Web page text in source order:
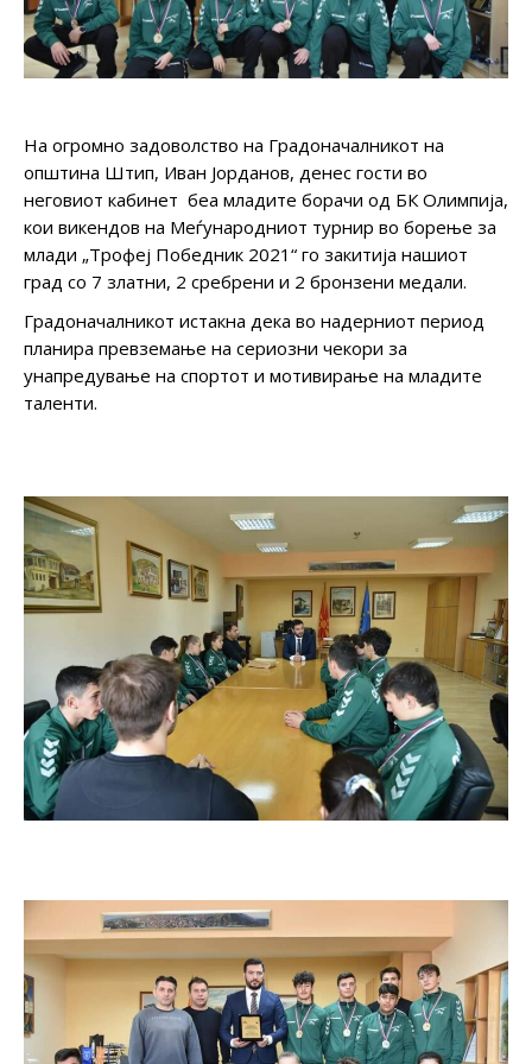
На огромно задоволство на Градоначалникот на
општина Штип, Иван Јорданов, денес гости во
неговиот кабинет беа младите борачи од БК Олимпија,
кои викендов на Меѓународниот турнир во борење за
млади „Трофеј Победник 2021“ го закитија нашиот
град со 7 златни, 2 сребрени и 2 бронзени медали.
Градоначалникот истакна дека во надерниот период
планира превземање на сериозни чекори за
унапредување на спортот и мотивирање на младите
таленти.